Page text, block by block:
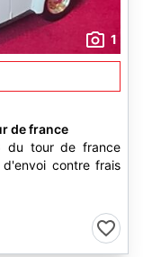
1
de france
du tour de france
contre frais